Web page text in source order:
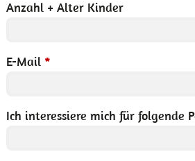
Anzahl + Alter Kinder
E-Mail *
Ich interessiere mich für folgende